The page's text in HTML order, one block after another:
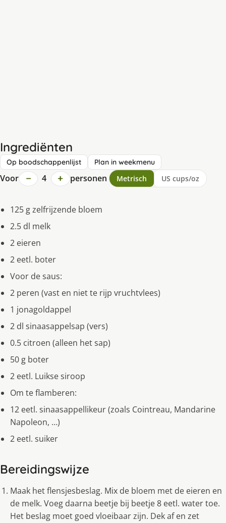
Ingrediënten
Op boodschappenlijst Plan in weekmenu
Voor − 4 + personen Metrisch US cups/oz
125 g zelfrijzende bloem
2.5 dl melk
2 eieren
2 eetl. boter
Voor de saus:
2 peren (vast en niet te rijp vruchtvlees)
1 jonagoldappel
2 dl sinaasappelsap (vers)
0.5 citroen (alleen het sap)
50 g boter
2 eetl. Luikse siroop
Om te flamberen:
12 eetl. sinaasappellikeur (zoals Cointreau, Mandarine
Napoleon, …)
2 eetl. suiker
Bereidingswijze
Maak het flensjesbeslag. Mix de bloem met de eieren en
de melk. Voeg daarna beetje bij beetje 8 eetl. water toe.
Het beslag moet goed vloeibaar zijn. Dek af en zet